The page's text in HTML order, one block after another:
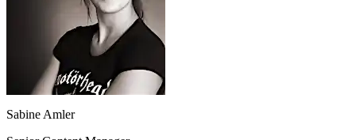
Sabine Amler